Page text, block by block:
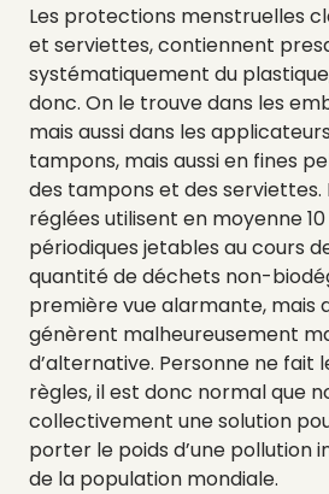
Les protections menstruelles
et serviettes, contiennent
systématiquement du
donc. On le trouve dans les
mais aussi dans les
tampons, mais aussi en fines
des tampons et des serviettes.
réglées utilisent en moyenne
périodiques jetables au cours
quantité de déchets non-
première vue alarmante, mais
génèrent malheureusement
d’alternative. Personne ne fait
règles, il est donc normal que
collectivement une solution
porter le poids d’une pollution
de la population mondiale.